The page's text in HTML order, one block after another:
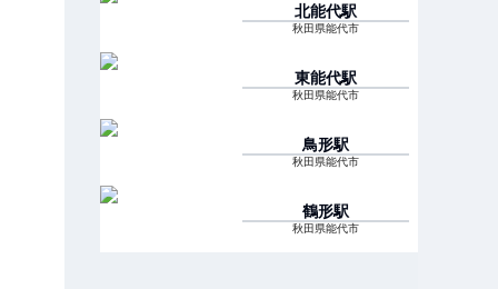
北能代駅
秋田県能代市
東能代駅
秋田県能代市
鳥形駅
秋田県能代市
鶴形駅
秋田県能代市